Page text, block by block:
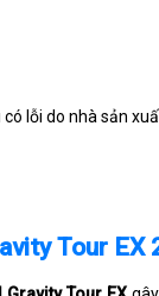
lỗi do nhà sản
Tour EX